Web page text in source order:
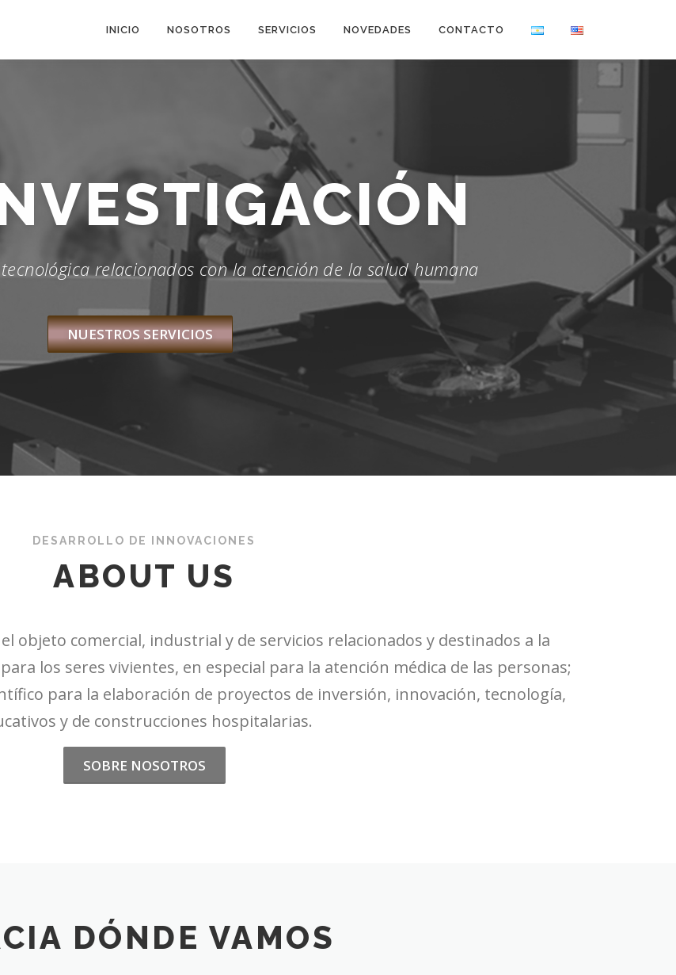
INICIO NOSOTROS SERVICIOS NOVEDADES CONTACTO
DESARROLLO
relacionados con la atención de la salud humana
NUESTROS SERVICIOS
DESARROLLO DE INNOVACIONES
ABOUT US
objeto comercial, industrial y de servicios relacionados y destinados a la
los seres vivientes, en especial para la atención médica de las personas;
para la elaboración de proyectos de inversión, innovación, tecnología,
y de construcciones hospitalarias.
SOBRE NOSOTROS
DÓNDE VAMOS